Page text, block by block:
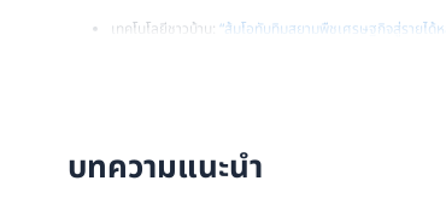
เทคโนโลยีชาวบ้าน: “ส้มโอทับทิมสยามพืชเศรษฐกิจสู่รายได้
“ส้มโอทับทิมสยาม ปลูกไม่ยาก ขายง่าย กำไร
บทความแนะนำ